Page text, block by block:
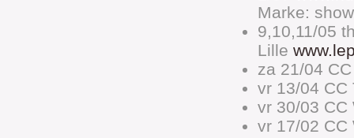
Marke:
9,10,11/05
Lille
za 21/04
vr 13/04 CC
vr 30/03 CC
vr 17/02 CC